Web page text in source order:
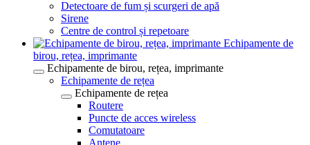
Detectoare de fum și scurgeri de apă
Sirene
Centre de control și repetoare
Echipamente de
birou, rețea, imprimante
Echipamente de birou, rețea, imprimante
Echipamente de rețea
Echipamente de rețea
Routere
Puncte de acces wireless
Comutatoare
Antene